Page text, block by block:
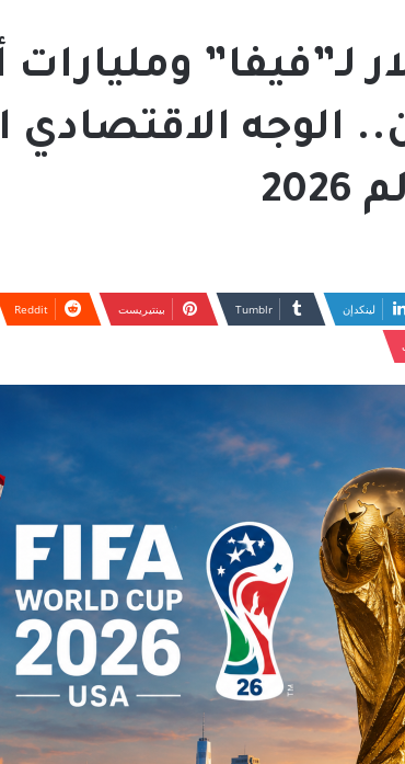
لـ”فيفا”
الوجه الاقتصادي
لينكدإن بينتيريست